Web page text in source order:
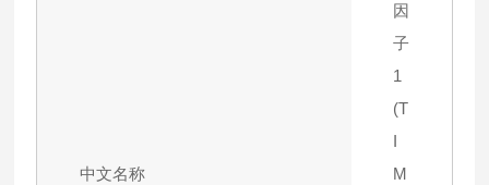
中文名称
因
子
1
(T
I
M